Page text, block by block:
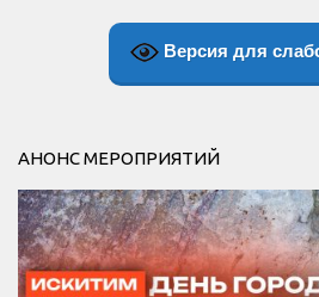
Версия для
АНОНС МЕРОПРИЯТИЙ